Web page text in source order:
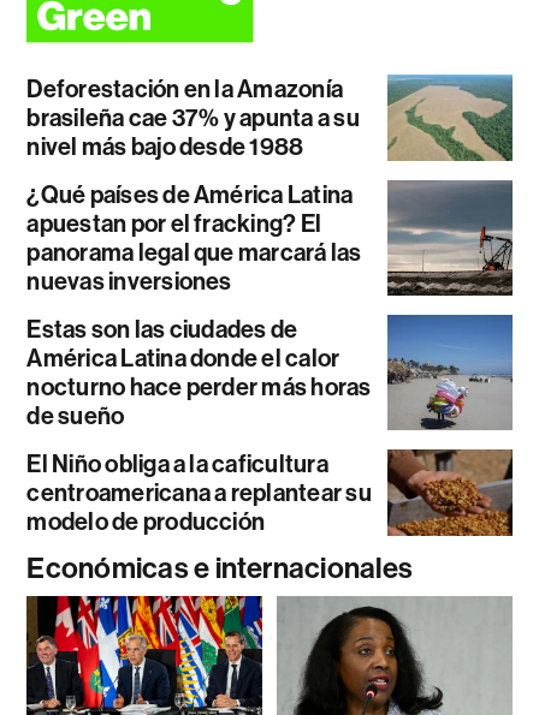
Deforestación en la Amazonía
brasileña cae 37% y apunta a su
nivel más bajo desde 1988
¿Qué países de América Latina
apuestan por el fracking? El
panorama legal que marcará las
nuevas inversiones
Estas son las ciudades de
América Latina donde el calor
nocturno hace perder más horas
de sueño
El Niño obliga a la caficultura
centroamericana a replantear su
modelo de producción
Económicas e internacionales